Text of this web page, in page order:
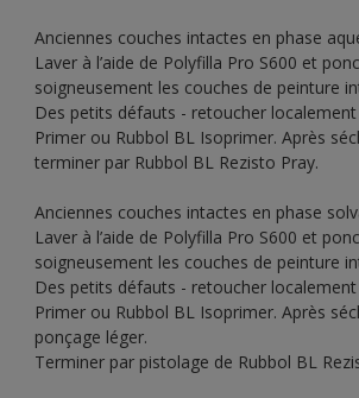
Anciennes couches intactes en phase
Laver à l’aide de Polyfilla Pro S600 et
soigneusement les couches de peinture
Des petits défauts - retoucher localement
Primer ou Rubbol BL Isoprimer. Après
terminer par Rubbol BL Rezisto Pray.
Anciennes couches intactes en phase
Laver à l’aide de Polyfilla Pro S600 et
soigneusement les couches de peinture
Des petits défauts - retoucher localement
Primer ou Rubbol BL Isoprimer. Après
ponçage léger.
Terminer par pistolage de Rubbol BL